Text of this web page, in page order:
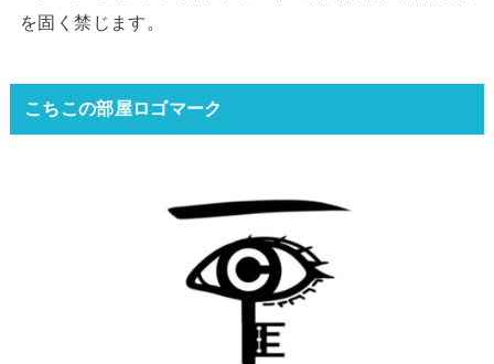
を固く禁じます。
こちこの部屋ロゴマーク